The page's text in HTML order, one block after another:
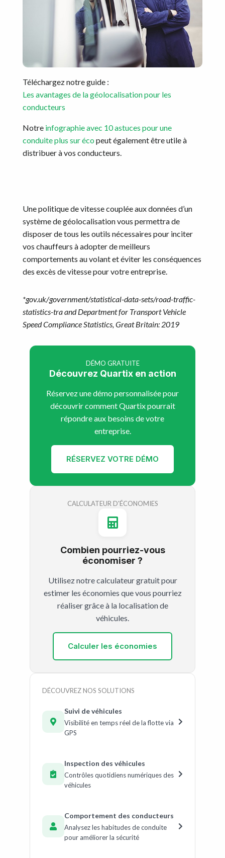
Téléchargez notre guide :
Les avantages de la géolocalisation pour les
conducteurs
Notre infographie avec 10 astuces pour une
conduite plus sur écopeut également être utile à
distribuer à vos conducteurs.
Une politique de vitesse couplée aux données d’un
système de géolocalisation vous permettra de
disposer de tous les outils nécessaires pour inciter
vos chauffeurs à adopter de meilleurs
comportements au volant et éviter les conséquences
des excès de vitesse pour votre entreprise.
*gov.uk/government/statistical-data-sets/road-traffic-
statistics-tra and Department for Transport Vehicle
Speed Compliance Statistics, Great Britain: 2019
DÉMO GRATUITE
Découvrez Quartix en action
Réservez une démo personnalisée pour
découvrir comment Quartix pourrait
répondre aux besoins de votre
entreprise.
RÉSERVEZ VOTRE DÉMO
CALCULATEUR D'ÉCONOMIES
Combien pourriez-vous
économiser ?
Utilisez notre calculateur gratuit pour
estimer les économies que vous pourriez
réaliser grâce à la localisation de
véhicules.
Calculer les économies
DÉCOUVREZ NOS SOLUTIONS
Suivi de véhicules
Visibilité en temps réel de la flotte via
GPS
Inspection des véhicules
Contrôles quotidiens numériques des
véhicules
Comportement des conducteurs
Analysez les habitudes de conduite
pour améliorer la sécurité